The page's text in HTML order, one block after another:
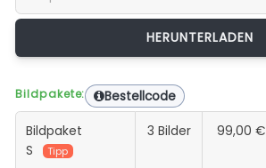
Bildpakete: Bestellcode
Bildpaket
S
Tipp
3 Bilder 99,00 €